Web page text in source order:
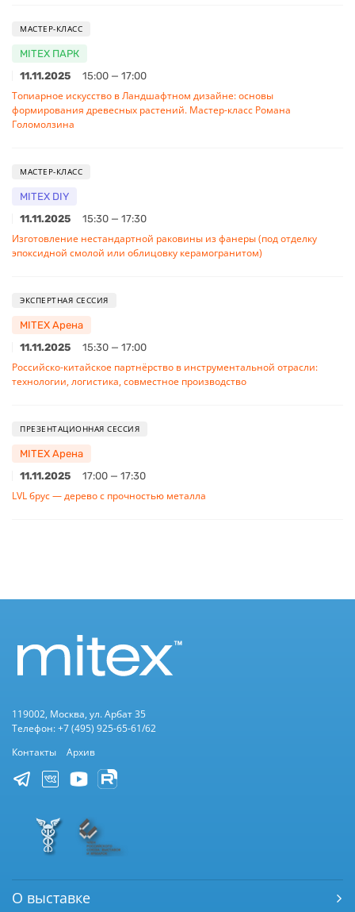
МАСТЕР-КЛАСС
MITEX ПАРК
11.11.2025
15:00 — 17:00
Топиарное искусство в Ландшафтном дизайне: основы
формирования древесных растений. Мастер-класс Романа
Голомолзина
МАСТЕР-КЛАСС
MITEX DIY
11.11.2025
15:30 — 17:30
Изготовление нестандартной раковины из фанеры (под отделку
эпоксидной смолой или облицовку керамогранитом)
ЭКСПЕРТНАЯ СЕССИЯ
MITEX Арена
11.11.2025
15:30 — 17:00
Российско-китайское партнёрство в инструментальной отрасли:
технологии, логистика, совместное производство
ПРЕЗЕНТАЦИОННАЯ СЕССИЯ
MITEX Арена
11.11.2025
17:00 — 17:30
LVL брус — дерево с прочностью металла
119002, Москва, ул. Арбат 35
Телефон: +7 (495) 925-65-61/62
Контакты
Архив
О выставке